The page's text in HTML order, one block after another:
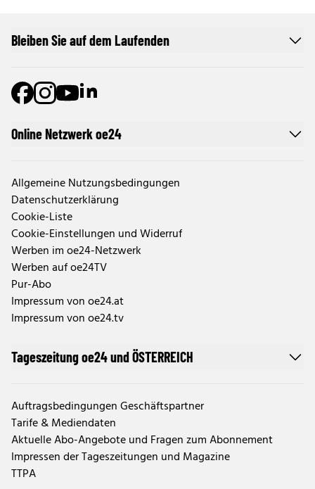
Online Netzwerk oe24
Allgemeine Nutzungsbedingungen
Datenschutzerklärung
Cookie-Liste
Cookie-Einstellungen und Widerruf
Werben im oe24-Netzwerk
Werben auf oe24TV
Pur-Abo
Impressum von oe24.at
Impressum von oe24.tv
Tageszeitung oe24 und ÖSTERREICH
Auftragsbedingungen Geschäftspartner
Tarife & Mediendaten
Aktuelle Abo-Angebote und Fragen zum Abonnement
Impressen der Tageszeitungen und Magazine
TTPA
Bleiben Sie auf dem Laufenden